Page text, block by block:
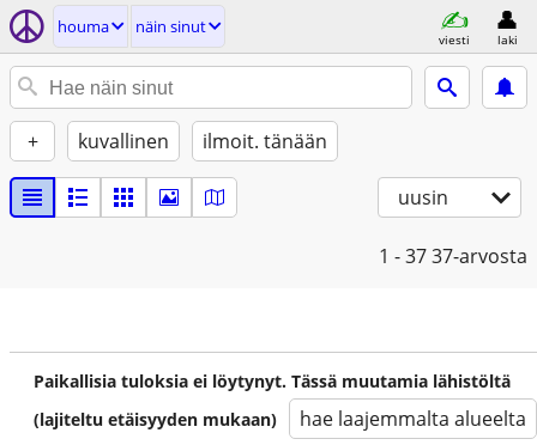
houma näin sinut
viesti laki
+ kuvallinen ilmoit. tänään
uusin
1 - 3737-arvosta
Paikallisia tuloksia ei löytynyt. Tässä muutamia lähistöltä
(lajiteltu etäisyyden mukaan)
hae laajemmalta alueelta